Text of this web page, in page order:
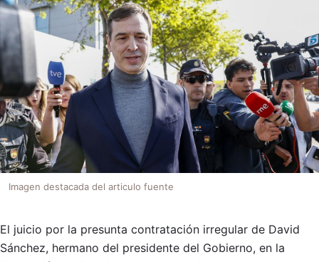
Imagen destacada del articulo fuente
El juicio por la presunta contratación irregular de David
Sánchez, hermano del presidente del Gobierno, en la